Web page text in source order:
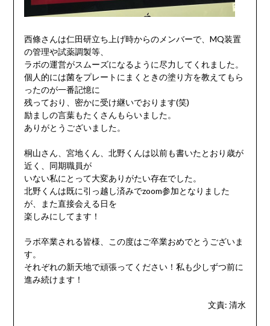
西條さんは仁田研立ち上げ時からのメンバーで、MQ装置
の管理や試薬調製等、
ラボの運営がスムーズになるように尽力してくれました。
個人的には菌をプレートにまくときの塗り方を教えてもら
ったのが一番記憶に
残っており、密かに受け継いでおります(笑)
励ましの言葉もたくさんもらいました。
ありがとうございました。
桐山さん、宮地くん、北野くんは以前も書いたとおり歳が
近く、同期職員が
いない私にとって大変ありがたい存在でした。
北野くんは既に引っ越し済みでzoom参加となりました
が、また直接会える日を
楽しみにしてます！
ラボ卒業される皆様、この度はご卒業おめでとうございま
す。
それぞれの新天地で頑張ってください！私も少しずつ前に
進み続けます！
文責: 清水